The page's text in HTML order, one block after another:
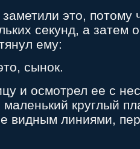
это, потому
секунд, а затем
ему:
сынок.
и осмотрел ее с
круглый
видным линиями,